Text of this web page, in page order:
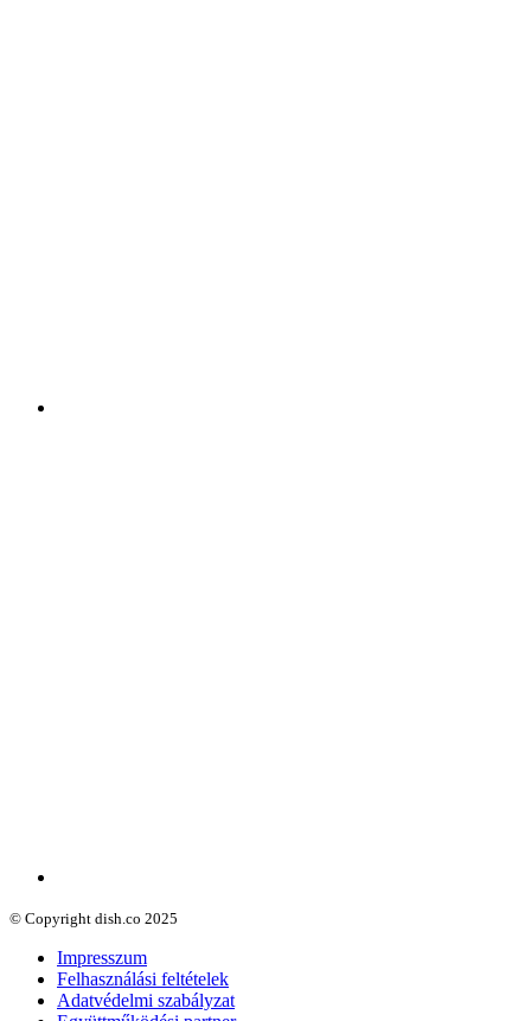
© Copyright dish.co 2025
Impresszum
Felhasználási feltételek
Adatvédelmi szabályzat